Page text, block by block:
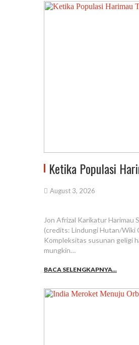
Ketika Populasi
August 3, 2026
Jon Afrizal Karikatur Harimau
(credits: Lindungi Hutan/Wiki
Kompleksitas susunan geligi
mungkin…
BACA SELENGKAPNYA...